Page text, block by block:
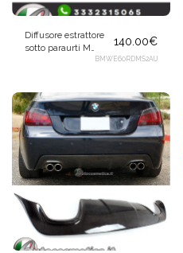
Diffusore estrattore
sotto paraurti M
Sport scarico destra
140.00€
BMWE60RDMS2AU